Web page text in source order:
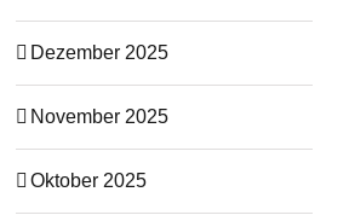
Dezember 2025
November 2025
Oktober 2025